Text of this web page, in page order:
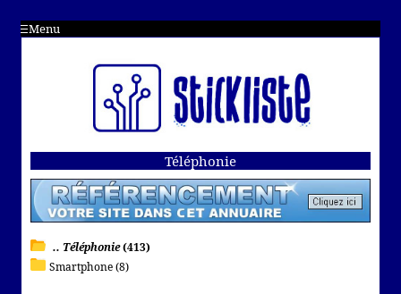
Menu
Téléphonie
.. Téléphonie(413)
Smartphone (8)